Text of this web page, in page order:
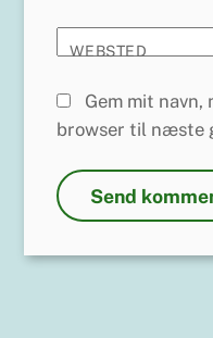
WEBSTED
Gem mit navn,
browser til næste